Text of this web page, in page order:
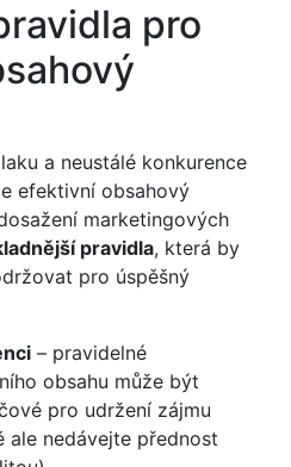
pro
a neustálé konkurence
efektivní obsahový
marketingových
pravidla, která by
pro úspěšný
– pravidelné
obsahu může být
pro udržení zájmu
ale nedávejte přednost